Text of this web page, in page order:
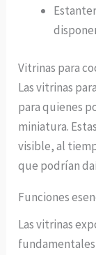
Vitrinas para
Las vitrinas
para quienes
miniatura.
visible, al
que podrían
Funciones
Las vitrinas